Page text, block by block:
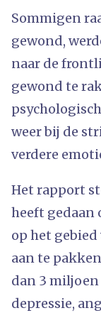
Sommigen
gewond,
naar de
gewond te
weer bij de
verdere
Het rapport
heeft gedaan
op het
aan te
dan 3
depressie,